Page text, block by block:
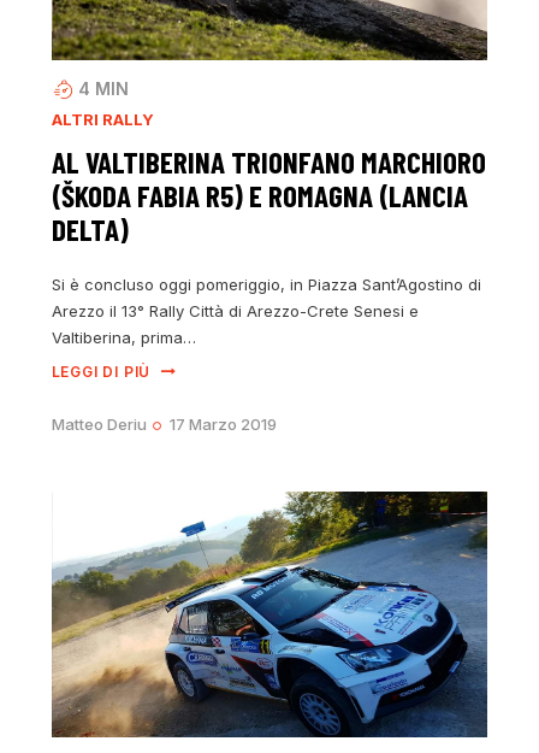
4 MIN
ALTRI RALLY
AL VALTIBERINA TRIONFANO MARCHIORO
(ŠKODA FABIA R5) E ROMAGNA (LANCIA
DELTA)
Si è concluso oggi pomeriggio, in Piazza Sant’Agostino di
Arezzo il 13° Rally Città di Arezzo-Crete Senesi e
Valtiberina, prima…
LEGGI DI PIÙ
Matteo Deriu 17 Marzo 2019